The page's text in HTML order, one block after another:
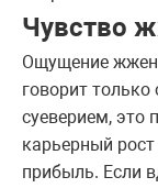
Чувство
Ощущение
говорит
суеверием, это
карьерный
прибыль. Если